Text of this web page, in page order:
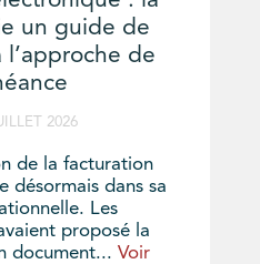
un guide de
l’approche de
2026
de la facturation
désormais dans sa
Les
proposé la
document... Voir